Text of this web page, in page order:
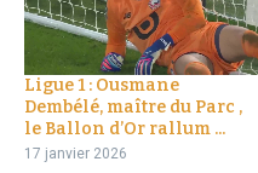
Ligue 1 : Ousmane
Dembélé, maître du Parc ,
le Ballon d’Or rallum ...
17 janvier 2026